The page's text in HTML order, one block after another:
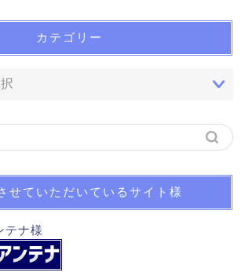
カテゴリー
せていただいているサイト様
テナ様
木人スキル回し一覧